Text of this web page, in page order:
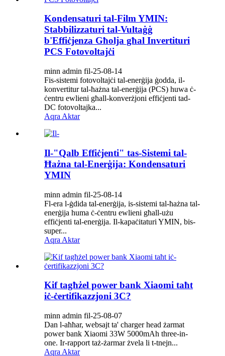
Kondensaturi tal-Film YMIN:
Stabbilizzaturi tal-Vultaġġ
b'Effiċjenza Għolja għal Invertituri
PCS Fotovoltajċi
minn admin fil-25-08-14
Fis-sistemi fotovoltajċi tal-enerġija ġodda, il-
konvertitur tal-ħażna tal-enerġija (PCS) huwa ċ-
ċentru ewlieni għall-konverżjoni effiċjenti tad-
DC fotovoltajka...
Aqra Aktar
Il-"Qalb Effiċjenti" tas-Sistemi tal-
Ħażna tal-Enerġija: Kondensaturi
YMIN
minn admin fil-25-08-14
Fl-era l-ġdida tal-enerġija, is-sistemi tal-ħażna tal-
enerġija huma ċ-ċentru ewlieni għall-użu
effiċjenti tal-enerġija. Il-kapaċitaturi YMIN, bis-
super...
Aqra Aktar
Kif tagħżel power bank Xiaomi taħt
iċ-ċertifikazzjoni 3C?
minn admin fil-25-08-07
Dan l-aħħar, websajt ta' charger head żarmat
power bank Xiaomi 33W 5000mAh three-in-
one. Ir-rapport taż-żarmar żvela li t-tnejn...
Aqra Aktar